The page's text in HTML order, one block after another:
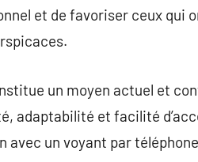
et de favoriser ceux qui
un moyen actuel et
adaptabilité et facilité
un voyant par